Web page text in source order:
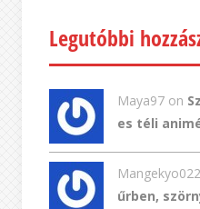
Legutóbbi
Maya97 on
es téli
Mangekyo022
űrben,